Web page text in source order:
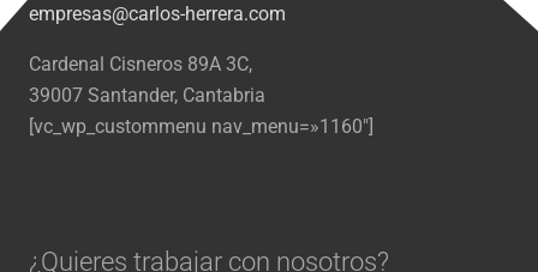
empresas@carlos-herrera.com
Cardenal Cisneros 89A 3C,
39007 Santander, Cantabria
[vc_wp_custommenu nav_menu=»1160″]
¿Quieres trabajar con nosotros?